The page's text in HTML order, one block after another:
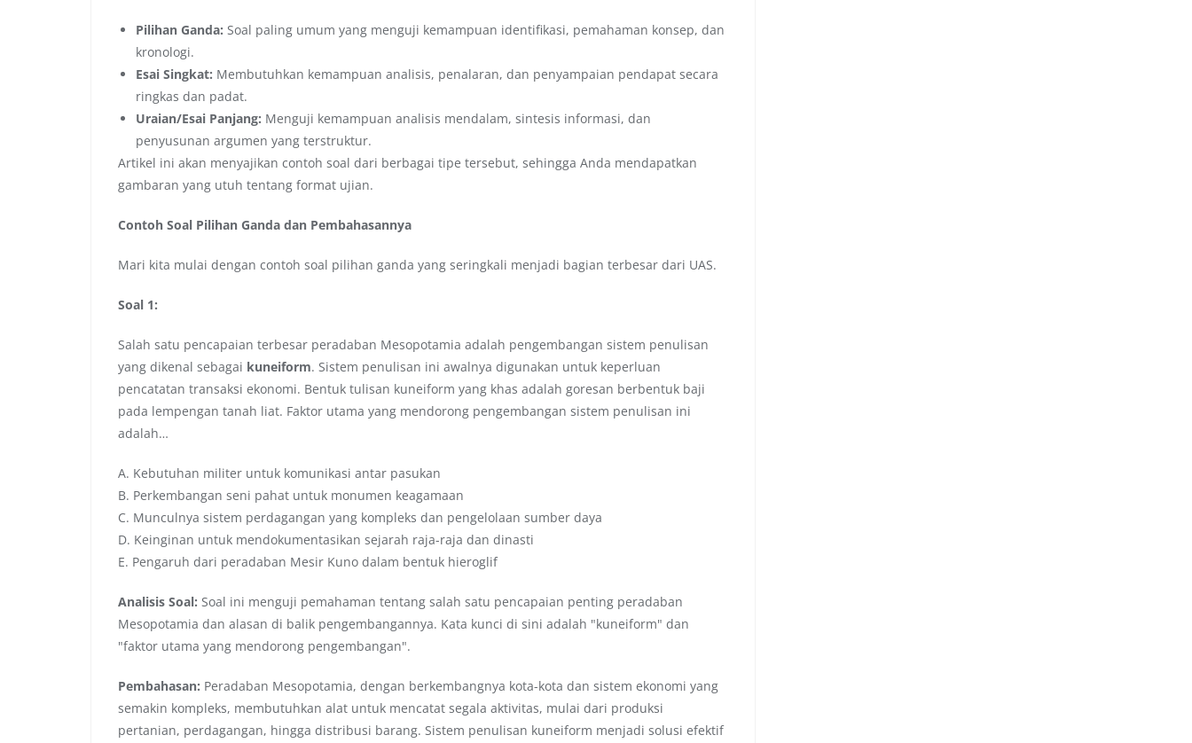
Pilihan Ganda: Soal paling umum yang menguji kemampuan identifikasi, pemahaman konsep, dan
kronologi.
Esai Singkat: Membutuhkan kemampuan analisis, penalaran, dan penyampaian pendapat secara
ringkas dan padat.
Uraian/Esai Panjang: Menguji kemampuan analisis mendalam, sintesis informasi, dan
penyusunan argumen yang terstruktur.
Artikel ini akan menyajikan contoh soal dari berbagai tipe tersebut, sehingga Anda mendapatkan
gambaran yang utuh tentang format ujian.
Contoh Soal Pilihan Ganda dan Pembahasannya
Mari kita mulai dengan contoh soal pilihan ganda yang seringkali menjadi bagian terbesar dari UAS.
Soal 1:
Salah satu pencapaian terbesar peradaban Mesopotamia adalah pengembangan sistem penulisan
yang dikenal sebagai kuneiform. Sistem penulisan ini awalnya digunakan untuk keperluan
pencatatan transaksi ekonomi. Bentuk tulisan kuneiform yang khas adalah goresan berbentuk baji
pada lempengan tanah liat. Faktor utama yang mendorong pengembangan sistem penulisan ini
adalah…
A. Kebutuhan militer untuk komunikasi antar pasukan
B. Perkembangan seni pahat untuk monumen keagamaan
C. Munculnya sistem perdagangan yang kompleks dan pengelolaan sumber daya
D. Keinginan untuk mendokumentasikan sejarah raja-raja dan dinasti
E. Pengaruh dari peradaban Mesir Kuno dalam bentuk hieroglif
Analisis Soal: Soal ini menguji pemahaman tentang salah satu pencapaian penting peradaban
Mesopotamia dan alasan di balik pengembangannya. Kata kunci di sini adalah "kuneiform" dan
"faktor utama yang mendorong pengembangan".
Pembahasan: Peradaban Mesopotamia, dengan berkembangnya kota-kota dan sistem ekonomi yang
semakin kompleks, membutuhkan alat untuk mencatat segala aktivitas, mulai dari produksi
pertanian, perdagangan, hingga distribusi barang. Sistem penulisan kuneiform menjadi solusi efektif